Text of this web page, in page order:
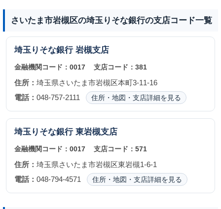
さいたま市岩槻区の埼玉りそな銀行の支店コード一覧
埼玉りそな銀行 岩槻支店
金融機関コード： 0017 支店コード：381
住所： 埼玉県さいたま市岩槻区本町3-11-16
電話： 048-757-2111 住所・地図・支店詳細を見る
埼玉りそな銀行 東岩槻支店
金融機関コード： 0017 支店コード：571
住所： 埼玉県さいたま市岩槻区東岩槻1-6-1
電話： 048-794-4571 住所・地図・支店詳細を見る